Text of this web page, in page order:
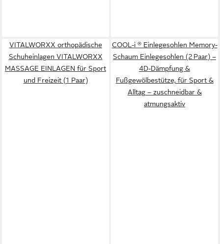
VITALWORXX orthopädische
Schuheinlagen VITALWORXX
MASSAGE EINLAGEN für Sport
und Freizeit (1 Paar)
COOL-i ® Einlegesohlen Memory-
Schaum Einlegesohlen (2 Paar) –
4D-Dämpfung &
Fußgewölbestütze, für Sport &
Alltag – zuschneidbar &
atmungsaktiv